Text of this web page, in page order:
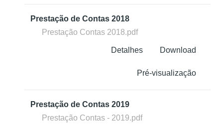
Prestação de Contas 2018
Prestação Contas 2018.pdf
Download
Detalhes
Pré-visualização
Prestação de Contas 2019
Prestação Contas - 2019.pdf